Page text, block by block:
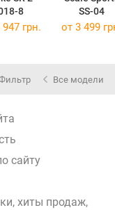
8
SS-04
грн. от 3 499
Все модели
сайту
хиты продаж,